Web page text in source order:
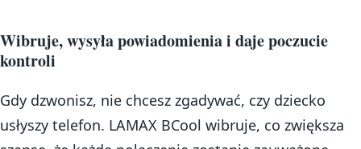
Wibruje, wysyła powiadomienia i daje poczucie
kontroli
Gdy dzwonisz, nie chcesz zgadywać, czy dziecko
usłyszy telefon. LAMAX BCool wibruje, co zwiększa